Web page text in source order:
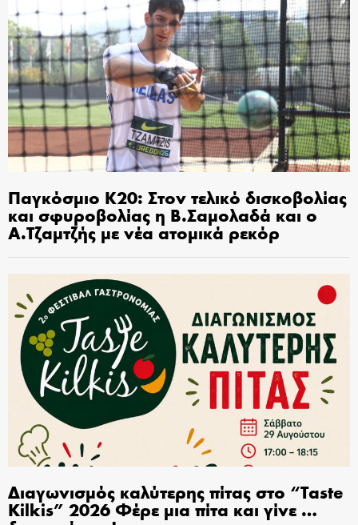
Παγκόσμιο Κ20: Στον τελικό δισκοβολίας
και σφυροβολίας η Β.Σαμολαδά και ο
Α.Τζαμτζής με νέα ατομικά ρεκόρ
Διαγωνισμός καλύτερης πίτας στο “Taste
Kilkis” 2026 Φέρε μια πίτα και γίνε …